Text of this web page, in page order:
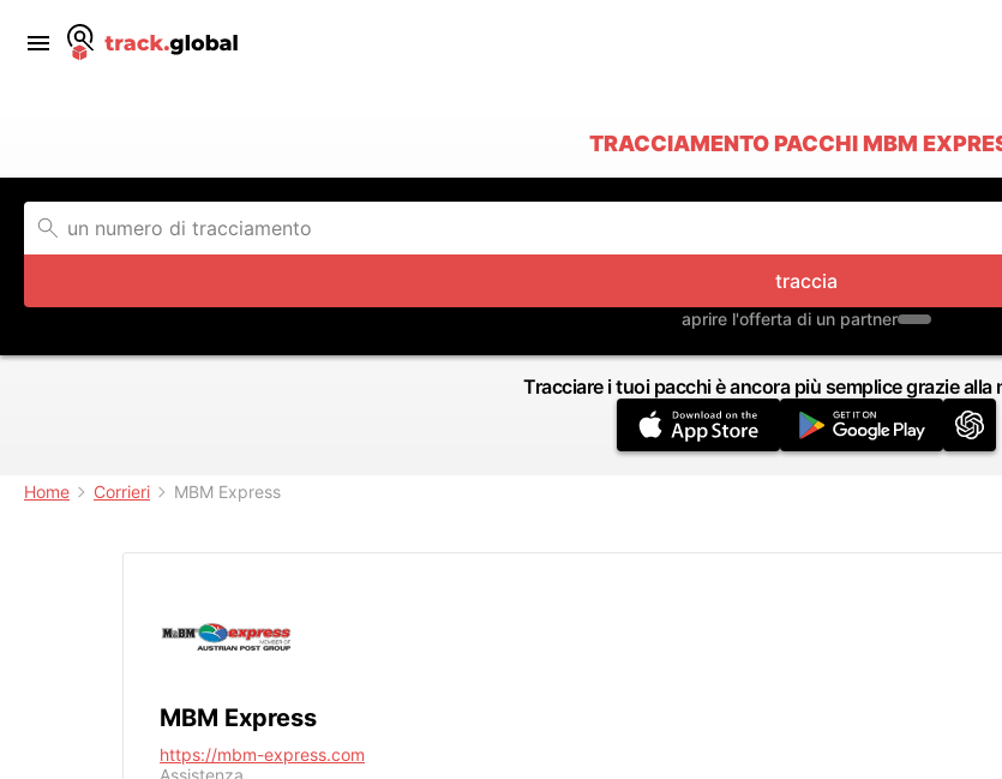
TRACCIAMENTO PACCHI MBM
traccia
aprire l'offerta di un partner
Tracciare i tuoi pacchi è ancora più semplice grazie alla
Home Corrieri MBM Express
MBM Express
https://mbm-express.com
Assistenza